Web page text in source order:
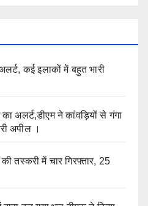
कई इलाकों में बहुत भारी
का अलर्ट,डीएम ने कांवड़ियों से गंगा
अपील ।
तस्करी में चार गिरफ्तार, 25